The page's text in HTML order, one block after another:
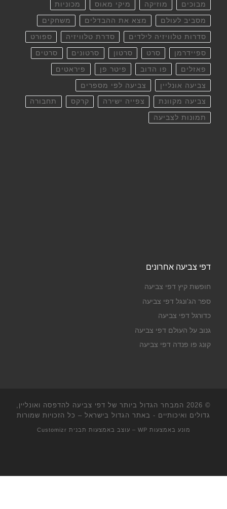
מבוכים מוזיקה מיקי מאוס מכוניות
מסביב לעולם מצא את ההבדלים משחקים
סדרות טלוויזיה לילדים סדרת טלוויזיה ספורט
ספיידרמן סרט סרטון סרטונים סרטים
פאזלים פו הדוב פיטר פן פיראטים
צביעה אונליין צביעה לפי מספרים
צביעה מקוונת צפייה ישירה קרקס תחבורה
תמונות לצביעה
דפי צביעה אחרונים
חופשת קיץ דפי צביעה
ספר הג'ונגל דפי צביעה
כדורגל דפי צביעה
גנוב על העולם דפי צביעה
קונג פו פנדה דפי צביעה
© 2026
המבחר הגדול ביותר של דפי צביעה להדפסה ואונליין,
גדולים ואיכותיים - באתר הגדול בישראל – כל הזכויות שמורות
מונע באמצעות WP – עוצב באמצעות תבנית Customizr